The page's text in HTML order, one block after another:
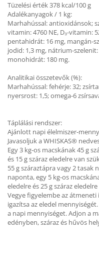
Tüzelési érték 378 kcal/100 g
Adalékanyagok / 1 kg:
Marhahússal: antioxidánsok;
vitamin: 4760 NE, D₃-vitamin:
pentahidrát: 16 mg, mangán-
jodid: 1,3 mg, nátrium-
monohidrát: 180 mg.
Analitikai összetevők (%):
Marhahússal: fehérje: 32;
nyersrost: 1,5; omega-6
Táplálási rendszer:
Ajánlott napi élelmiszer-
Javasoljuk a WHISKAS®
Egy 3 kg-os macskának 45 g
és 15 g száraz eledelre van
55 g száraztápra vagy 2 tasak
naponta, egy 5 kg-os
eledelre és 25 g száraz
Vegye figyelembe az átmeneti
igazítsa az eledel
a napi mennyiséget. Adjon a
edényben, száraz és hűvös